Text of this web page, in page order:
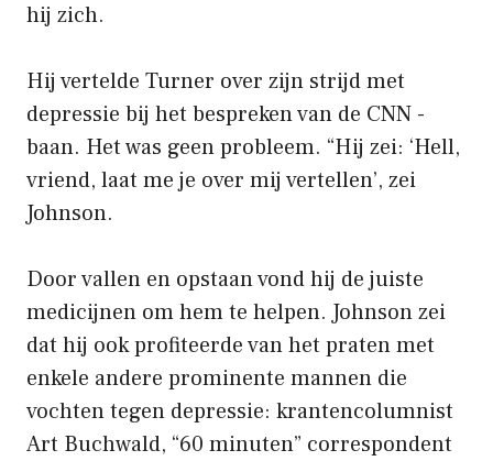
hij zich.
Hij vertelde Turner over zijn strijd met
depressie bij het bespreken van de CNN -
baan. Het was geen probleem. “Hij zei: ‘Hell,
vriend, laat me je over mij vertellen’, zei
Johnson.
Door vallen en opstaan ​​vond hij de juiste
medicijnen om hem te helpen. Johnson zei
dat hij ook profiteerde van het praten met
enkele andere prominente mannen die
vochten tegen depressie: krantencolumnist
Art Buchwald, “60 minuten” correspondent